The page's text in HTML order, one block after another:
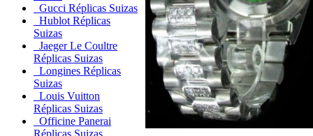
Gucci Réplicas Suizas
Hublot Réplicas
Suizas
Jaeger Le Coultre
Réplicas Suizas
Longines Réplicas
Suizas
Louis Vuitton
Réplicas Suizas
Officine Panerai